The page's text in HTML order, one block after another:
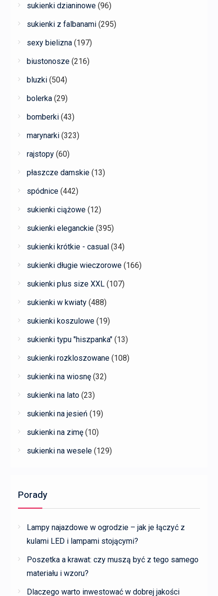
sukienki dzianinowe (96)
sukienki z falbanami (295)
sexy bielizna (197)
biustonosze (216)
bluzki (504)
bolerka (29)
bomberki (43)
marynarki (323)
rajstopy (60)
płaszcze damskie (13)
spódnice (442)
sukienki ciążowe (12)
sukienki eleganckie (395)
sukienki krótkie - casual (34)
sukienki długie wieczorowe (166)
sukienki plus size XXL (107)
sukienki w kwiaty (488)
sukienki koszulowe (19)
sukienki typu "hiszpanka" (13)
sukienki rozkloszowane (108)
sukienki na wiosnę (32)
sukienki na lato (23)
sukienki na jesień (19)
sukienki na zimę (10)
sukienki na wesele (129)
Porady
Lampy najazdowe w ogrodzie – jak je łączyć z
kulami LED i lampami stojącymi?
Poszetka a krawat: czy muszą być z tego samego
materiału i wzoru?
Dlaczego warto inwestować w dobrej jakości